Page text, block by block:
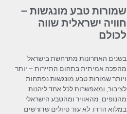
שמורות טבע מונגשות –
חוויה ישראלית שווה
לכולם
בשנים האחרונות מתרחשת בישראל
מהפכה אמיתית בתחום התיירות – יותר
ויותר שמורות טבע מונגשות נפתחות
לציבור, ומאפשרות לכל אחד ליהנות
מהנופים, מהאוויר ומהטבע הישראלי
במלוא הדרו. לא עוד טיולים שדורשים